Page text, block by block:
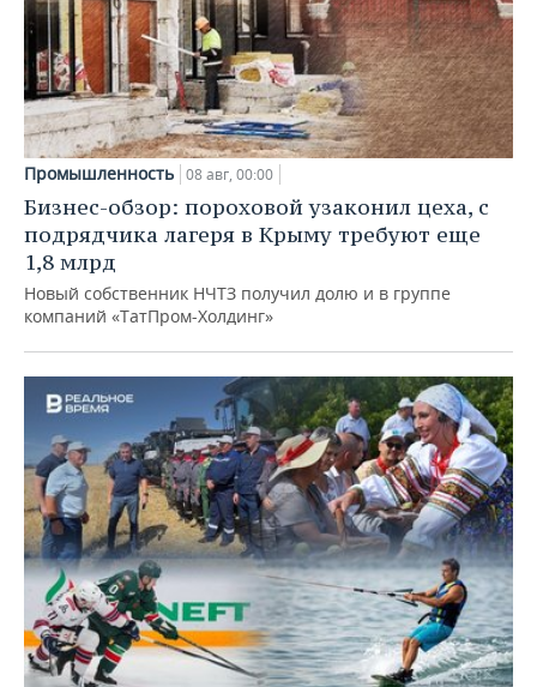
Промышленность 08 авг, 00:00
Бизнес-обзор: пороховой узаконил цеха, с
подрядчика лагеря в Крыму требуют еще
1,8 млрд
Новый собственник НЧТЗ получил долю и в группе
компаний «ТатПром-Холдинг»